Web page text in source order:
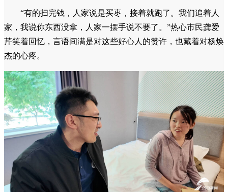
“有的扫完钱，人家说是买枣，接着就跑了。我们追着人
家，我说你东西没拿，人家一摆手说不要了。”热心市民龚爱
芹笑着回忆，言语间满是对这些好心人的赞许，也藏着对杨焕
杰的心疼。